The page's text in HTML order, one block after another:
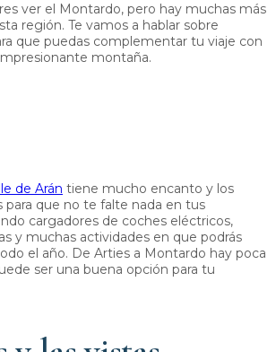
ver el Montardo, pero hay muchas más
región. Te vamos a hablar sobre
que puedas complementar tu viaje con
montaña.
de Arán tiene mucho encanto y los
para que no te falte nada en tus
cargadores de coches eléctricos,
y muchas actividades en que podrás
el año. De Arties a Montardo hay poca
ser una buena opción para tu